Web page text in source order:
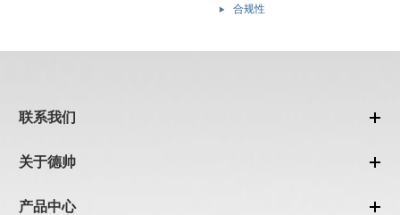
合规性
联系我们
关于德帅
产品中心